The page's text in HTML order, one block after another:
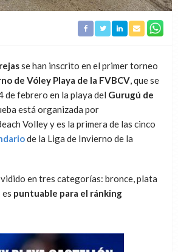
se han inscrito en el primer torneo
de Vóley Playa de la FVBCV, que se
de febrero en la playa del Gurugú de
está organizada por
Volley y es la primera de las cinco
de la Liga de Invierno de la
en tres categorías: bronce, plata
puntuable para el ránking